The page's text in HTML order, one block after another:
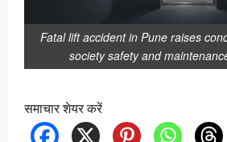
Fatal lift accident in Pune raises
society safety and
समाचार शेयर करें